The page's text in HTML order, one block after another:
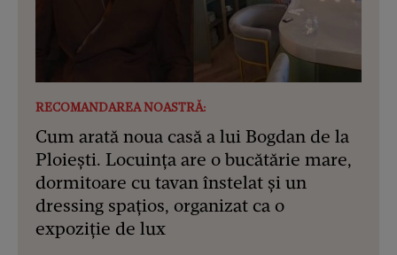
RECOMANDAREA NOASTRĂ:
Cum arată noua casă a lui Bogdan de la
Ploiești. Locuința are o bucătărie mare,
dormitoare cu tavan înstelat și un
dressing spațios, organizat ca o
expoziție de lux